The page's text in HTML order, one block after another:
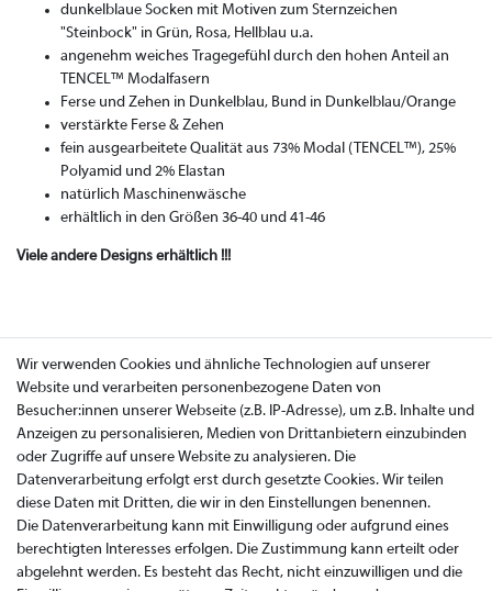
dunkelblaue Socken mit Motiven zum Sternzeichen
"Steinbock" in Grün, Rosa, Hellblau u.a.
angenehm weiches Tragegefühl durch den hohen Anteil an
TENCEL™ Modalfasern
Ferse und Zehen in Dunkelblau, Bund in Dunkelblau/Orange
verstärkte Ferse & Zehen
fein ausgearbeitete Qualität aus 73% Modal (TENCEL™), 25%
Polyamid und 2% Elastan
natürlich Maschinenwäsche
erhältlich in den Größen 36-40 und 41-46
Viele andere Designs erhältlich !!!
Wir verwenden Cookies und ähnliche Technologien auf unserer
Website und verarbeiten personenbezogene Daten von
Besucher:innen unserer Webseite (z.B. IP-Adresse), um z.B. Inhalte und
Anzeigen zu personalisieren, Medien von Drittanbietern einzubinden
oder Zugriffe auf unsere Website zu analysieren. Die
Datenverarbeitung erfolgt erst durch gesetzte Cookies. Wir teilen
diese Daten mit Dritten, die wir in den Einstellungen benennen.
Die Datenverarbeitung kann mit Einwilligung oder aufgrund eines
berechtigten Interesses erfolgen. Die Zustimmung kann erteilt oder
abgelehnt werden. Es besteht das Recht, nicht einzuwilligen und die